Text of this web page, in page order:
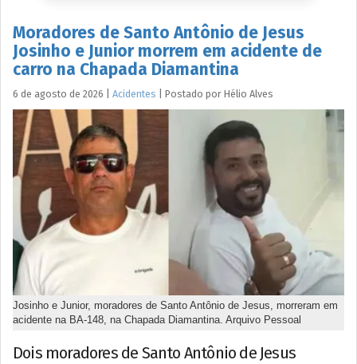
Moradores de Santo Antônio de Jesus
Josinho e Junior morrem em acidente de
carro na Chapada Diamantina
6 de agosto de 2026 Acidentes Postado por Hélio Alves
Josinho e Junior, moradores de Santo Antônio de Jesus, morreram em
acidente na BA-148, na Chapada Diamantina. Arquivo Pessoal
Dois moradores de Santo Antônio de Jesus